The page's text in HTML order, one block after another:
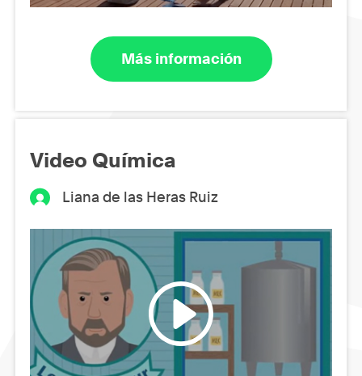
Más información
Video Química
Liana de las Heras Ruiz